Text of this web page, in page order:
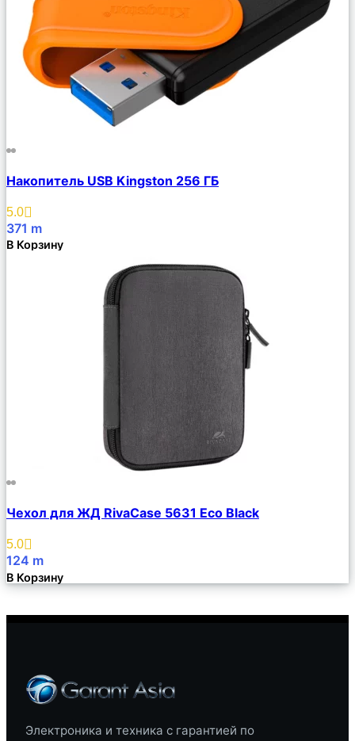
Описание
Избранное
Накопитель USB Kingston 256 ГБ
5.0
371 m
В Корзину
Описание
Избранное
Чехол для ЖД RivaCase 5631 Eco Black
5.0
124 m
В Корзину
Электроника и техника с гарантией по